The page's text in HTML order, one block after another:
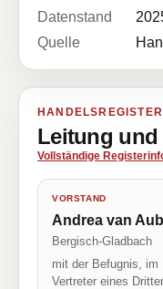
Datenstand
Quelle
HANDELSREGISTER
Leitung und
Vollständige
VORSTAND
Andrea van
Bergisch-Gladbach
mit der Befugnis,
Vertreter eines